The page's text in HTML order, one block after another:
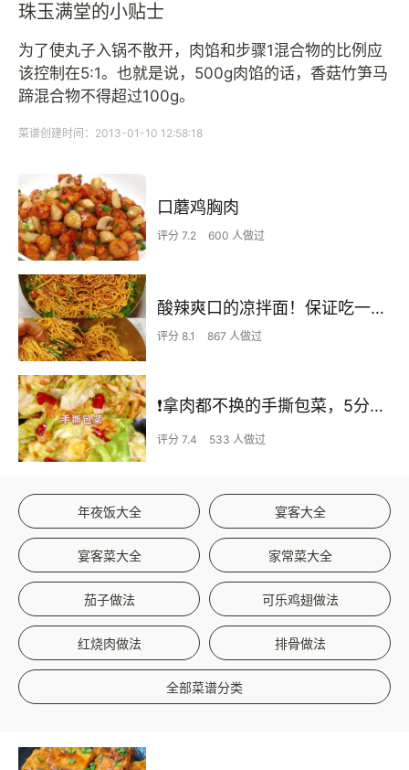
珠玉满堂的小贴士
为了使丸子入锅不散开，肉馅和步骤1混合物的比例应
该控制在5:1。也就是说，500g肉馅的话，香菇竹笋马
蹄混合物不得超过100g。
菜谱创建时间：2013-01-10 12:58:18
口蘑鸡胸肉
评分 7.2 600 人做过
酸辣爽口的凉拌面！保证吃一次就上瘾
评分 8.1 867 人做过
❗拿肉都不换的手撕包菜，5分钟快手家常菜🔥
评分 7.4 533 人做过
年夜饭大全 宴客大全
宴客菜大全 家常菜大全
茄子做法 可乐鸡翅做法
红烧肉做法 排骨做法
全部菜谱分类